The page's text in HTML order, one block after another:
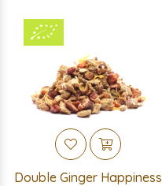
Double Ginger Happiness